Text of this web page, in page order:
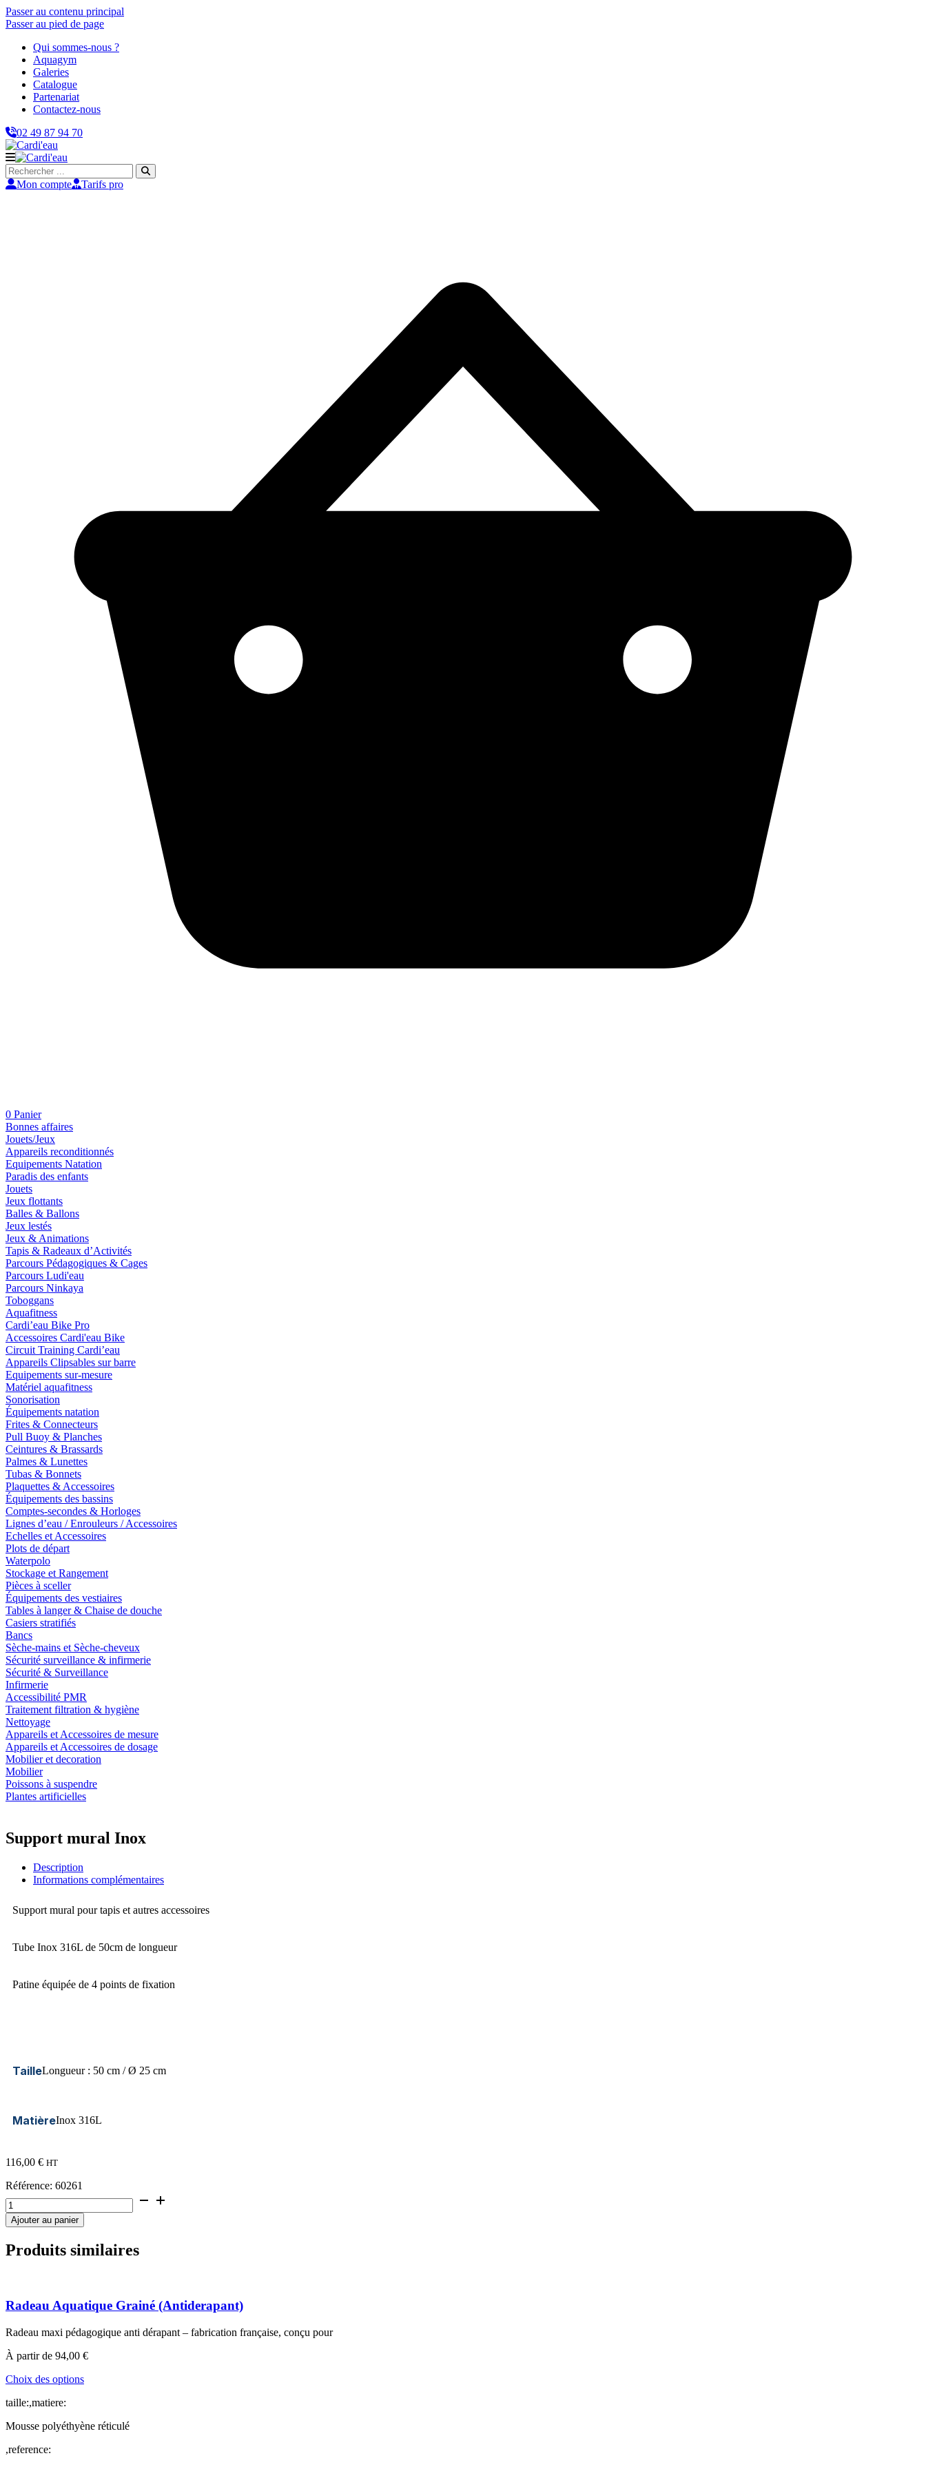
Passer au contenu principal
Passer au pied de page
Qui sommes-nous ?
Aquagym
Galeries
Catalogue
Partenariat
Contactez-nous
02 49 87 94 70
Rechercher
Mon compte
Tarifs pro
0 Panier
Bonnes affaires
Jouets/Jeux
Appareils reconditionnés
Equipements Natation
Paradis des enfants
Jouets
Jeux flottants
Balles & Ballons
Jeux lestés
Jeux & Animations
Tapis & Radeaux d’Activités
Parcours Pédagogiques & Cages
Parcours Ludi'eau
Parcours Ninkaya
Toboggans
Aquafitness
Cardi’eau Bike Pro
Accessoires Cardi'eau Bike
Circuit Training Cardi’eau
Appareils Clipsables sur barre
Equipements sur-mesure
Matériel aquafitness
Sonorisation
Équipements natation
Frites & Connecteurs
Pull Buoy & Planches
Ceintures & Brassards
Palmes & Lunettes
Tubas & Bonnets
Plaquettes & Accessoires
Équipements des bassins
Comptes-secondes & Horloges
Lignes d’eau / Enrouleurs / Accessoires
Echelles et Accessoires
Plots de départ
Waterpolo
Stockage et Rangement
Pièces à sceller
Équipements des vestiaires
Tables à langer & Chaise de douche
Casiers stratifiés
Bancs
Sèche-mains et Sèche-cheveux
Sécurité surveillance & infirmerie
Sécurité & Surveillance
Infirmerie
Accessibilité PMR
Traitement filtration & hygiène
Nettoyage
Appareils et Accessoires de mesure
Appareils et Accessoires de dosage
Mobilier et decoration
Mobilier
Poissons à suspendre
Plantes artificielles
Support mural Inox
Description
Informations complémentaires
Support mural pour tapis et autres accessoires
Tube Inox 316L de 50cm de longueur
Patine équipée de 4 points de fixation
TailleLongueur : 50 cm / Ø 25 cm
MatièreInox 316L
116,00 € HT
Référence: 60261
quantité
de
Support
Inox
Ajouter au panier
Produits similaires
Radeau Aquatique Grainé (Antiderapant)
Radeau maxi pédagogique anti dérapant – fabrication française, conçu pour
À partir de 94,00 €
Choix des optionsCe
variations.
taille:,matiere:
Mousse polyéthyène réticulé
,reference: